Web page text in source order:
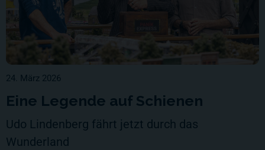
24. März 2026
Eine Legende auf Schienen
Udo Lindenberg fährt jetzt durch das
Wunderland